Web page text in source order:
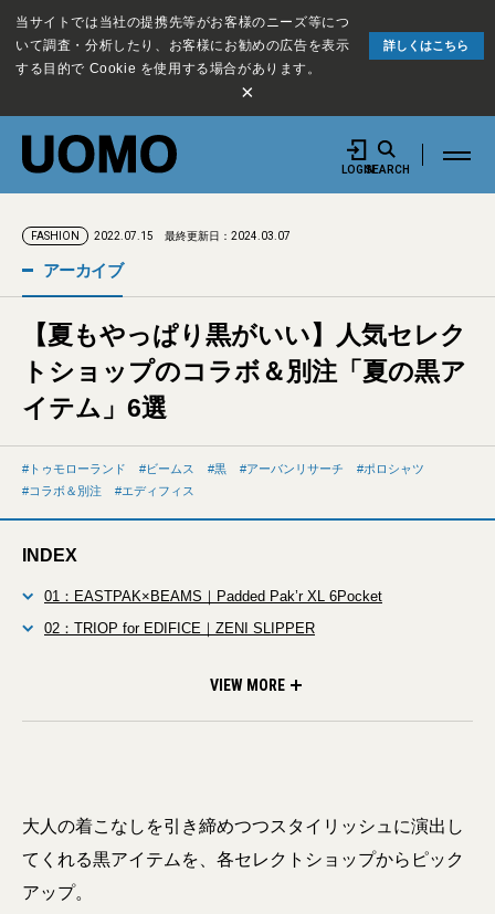
当サイトでは当社の提携先等がお客様のニーズ等につ
いて調査・分析したり、お客様にお勧めの広告を表示
する目的で Cookie を使用する場合があります。
詳しくはこちら
×
LOGINSEARCH
FASHION 2022.07.15 最終更新日：2024.03.07
アーカイブ
【夏もやっぱり黒がいい】人気セレク
トショップのコラボ＆別注「夏の黒ア
イテム」6選
トゥモローランド ビームス 黒 アーバンリサーチ
ポロシャツ
コラボ＆別注
エディフィス
INDEX
01：EASTPAK×BEAMS｜Padded Pak’r XL 6Pocket
02：TRIOP for EDIFICE｜ZENI SLIPPER
LEATHER SHOWER SANDALSVIEW MORE
大人の着こなしを引き締めつつスタイリッシュに演出し
てくれる黒アイテムを、各セレクトショップからピック
アップ。